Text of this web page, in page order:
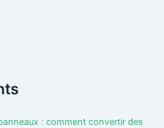
: comment convertir des